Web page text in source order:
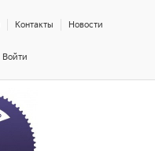
Контакты Новости
Войти